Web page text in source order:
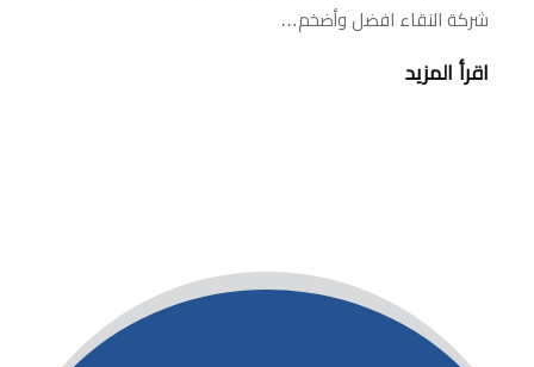
شركة النقاء افضل وأضخم…
اقرأ المزيد